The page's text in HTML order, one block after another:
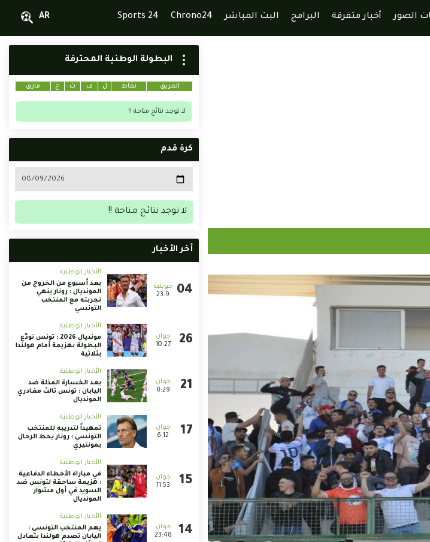
الصور أخبار متفرقة البرامج البث المباشر Chrono24
Sports 24
AR
البطولة الوطنية المحترفة
الفريق نقاط ل ف ت خ فارق
لا توجد نتائج متاحة !!
كرة قدم
لا توجد نتائج متاحة !!
أخر الأخبار
23:9
الأخبار الوطنية
بعد أسبوع من الخروج من
المونديال : رونار ينهي
تجربته مع المنتخب
التونسي
10:27
الأخبار الوطنية
مونديال 2026 : تونس تودّع
البطولة بهزيمة أمام هولندا
بثلاثية
8:29
الأخبار الوطنية
بعد الخسارة المذلة ضد
اليابان : تونس ثالث مغادري
المونديال
6:12
الأخبار الوطنية
تمهيداً لتدريبه للمنتخب
التونسي : رونار يحط الرحال
بمونتيري
11:53
الأخبار الوطنية
في مباراة الأخطاء الدفاعية
: هزيمة ساحقة لتونس ضد
السويد في أول مشوار
المونديال
23:48
الأخبار الوطنية
يهم المنتخب التونسي :
اليابان تصدم هولندا بتعادل